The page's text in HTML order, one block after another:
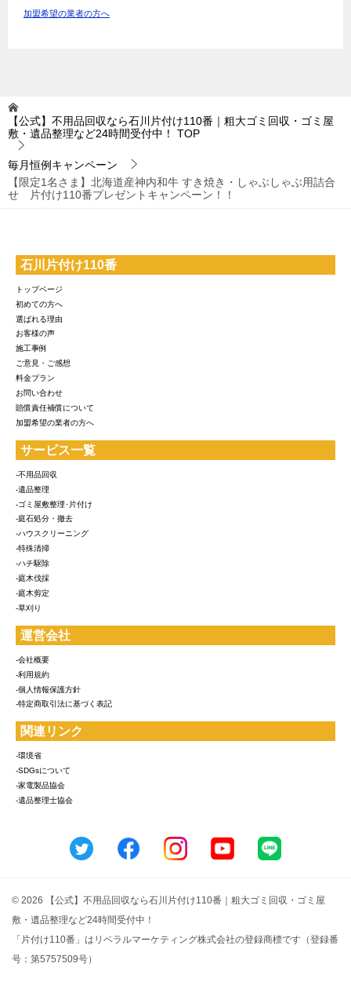
加盟希望の業者の方へ
【公式】不用品回収なら石川片付け110番｜粗大ゴミ回収・ゴミ屋
敷・遺品整理など24時間受付中！
TOP
毎月恒例キャンペーン
【限定1名さま】北海道産神内和牛 すき焼き・しゃぶしゃぶ用詰合
せ 片付け110番プレゼントキャンペーン！！
石川片付け110番
トップページ
初めての方へ
選ばれる理由
お客様の声
施工事例
ご意見・ご感想
料金プラン
お問い合わせ
賠償責任補償について
加盟希望の業者の方へ
サービス一覧
-不用品回収
-遺品整理
-ゴミ屋敷整理･片付け
-庭石処分・撤去
-ハウスクリーニング
-特殊清掃
-ハチ駆除
-庭木伐採
-庭木剪定
-草刈り
運営会社
-会社概要
-利用規約
-個人情報保護方針
-特定商取引法に基づく表記
関連リンク
-環境省
-SDGsについて
-家電製品協会
-遺品整理士協会
© 2026 【公式】不用品回収なら石川片付け110番｜粗大ゴミ回収・ゴミ屋
敷・遺品整理など24時間受付中！
「片付け110番」はリベラルマーケティング株式会社の登録商標です（登録番
号：第5757509号）